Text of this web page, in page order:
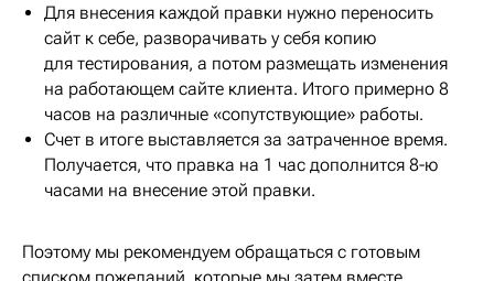
Для внесения каждой правки нужно переносить
сайт к себе, разворачивать у себя копию
для тестирования, а потом размещать изменения
на работающем сайте клиента. Итого примерно 8
часов на различные «сопутствующие» работы.
Счет в итоге выставляется за затраченное время.
Получается, что правка на 1 час дополнится 8-ю
часами на внесение этой правки.
Поэтому мы рекомендуем обращаться с готовым